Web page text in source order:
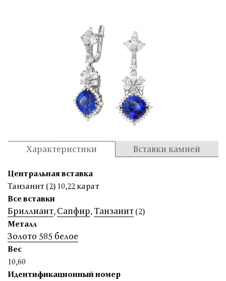
Характеристики Вставки камней
Центральная вставка
Танзанит (2) 10,22 карат
Все вставки
Бриллиант, Сапфир, Танзанит (2)
Металл
Золото 585 белое
Вес
10,60
Идентификационный номер